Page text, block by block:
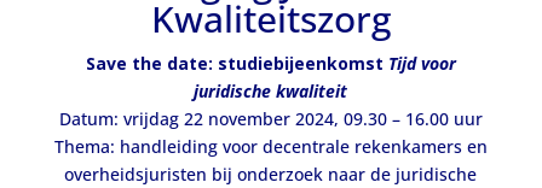
Kwaliteitszorg
Save the date: studiebijeenkomst Tijd voor
juridische kwaliteit
Datum: vrijdag 22 november 2024, 09.30 – 16.00 uur
Thema: handleiding voor decentrale rekenkamers en
overheidsjuristen bij onderzoek naar de juridische